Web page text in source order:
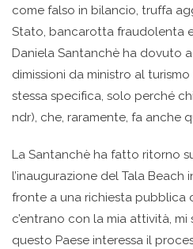
come falso in bilancio, truffa
Stato, bancarotta fraudolenta
Daniela Santanchè ha dovuto
dimissioni da ministro al
stessa specifica, solo perché
ndr), che, raramente, fa anche
La Santanchè ha fatto ritorno
l’inaugurazione del Tala Beach
fronte a una richiesta pubblica
c’entrano con la mia attività,
questo Paese interessa il